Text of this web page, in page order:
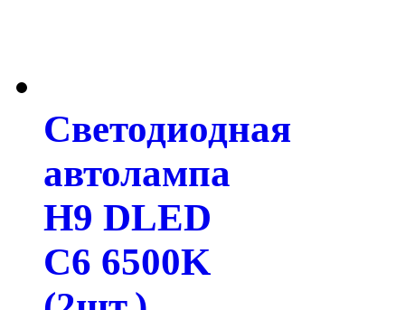
Светодиодная
автолампа
H9 DLED
C6 6500K